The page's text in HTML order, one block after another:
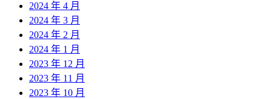
2024 年 4 月
2024 年 3 月
2024 年 2 月
2024 年 1 月
2023 年 12 月
2023 年 11 月
2023 年 10 月